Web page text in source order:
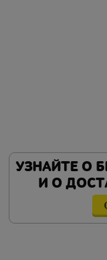
УЗНАЙТЕ О
И О